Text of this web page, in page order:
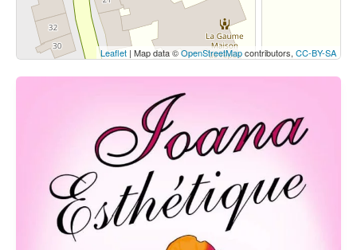
Leaflet | Map data ©OpenStreetMapcontributors, CC-BY-SA